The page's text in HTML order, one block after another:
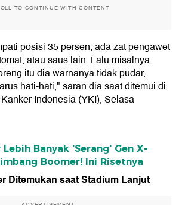
TO CONTINUE WITH CONTENT
posisi 35 persen, ada zat pengawet
atau saus lain. Lalu misalnya
itu dia warnanya tidak pudar,
hati-hati," saran dia saat ditemui di
Indonesia (YKI), Selasa
Lebih Banyak 'Serang' Gen X-
Boomer! Ini Risetnya
Ditemukan saat Stadium Lanjut